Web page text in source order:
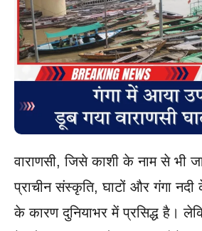
वाराणसी, जिसे काशी के नाम से भी
प्राचीन संस्कृति, घाटों और गंगा
के कारण दुनियाभर में प्रसिद्ध है।